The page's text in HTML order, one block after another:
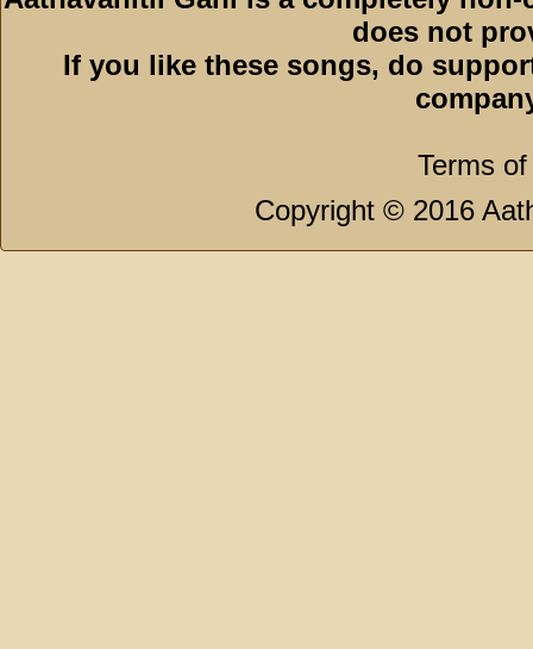
does not
If you like these songs, do
Terms
Copyright © 2016